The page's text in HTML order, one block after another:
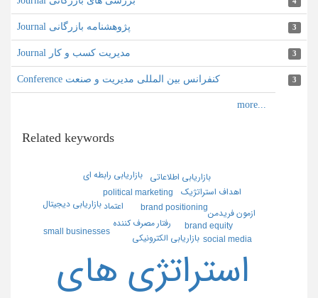
Journal پژوهشنامه بازرگانی 3
Journal مدیریت کسب و کار 3
Conference کنفرانس بین المللی مدیریت و صنعت 3
Related keywords
استراتژي هاي
بازاريابي الكترونيكي
رفتار مصرف كننده brand equity
brand positioning
political marketing
small businesses
social media
ازمون فريدمن
اعتماد
اهداف استراتژيك
بازاريابي اطلاعاتي
بازاريابي ديجيتال
بازاريابي رابطه اي